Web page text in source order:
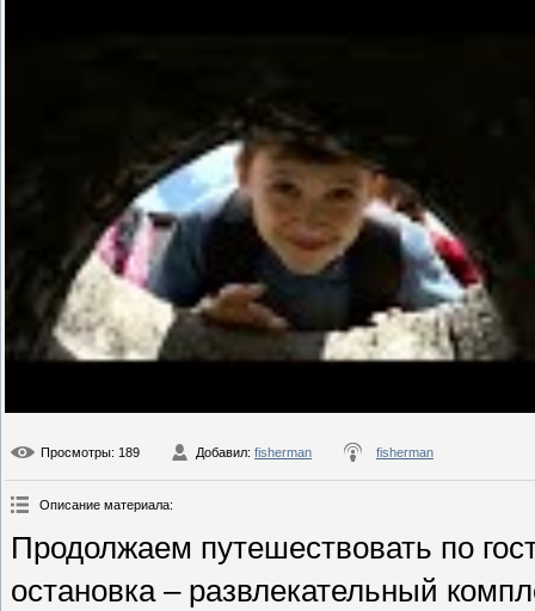
Просмотры: 189 Добавил: fisherman fisherman
Описание материала:
Продолжаем путешествовать по
остановка – развлекательный